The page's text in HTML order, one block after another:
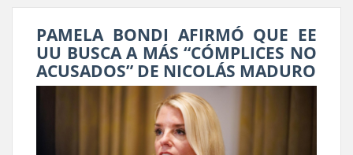
PAMELA BONDI AFIRMÓ QUE EE
UU BUSCA A MÁS “CÓMPLICES NO
ACUSADOS” DE NICOLÁS MADURO